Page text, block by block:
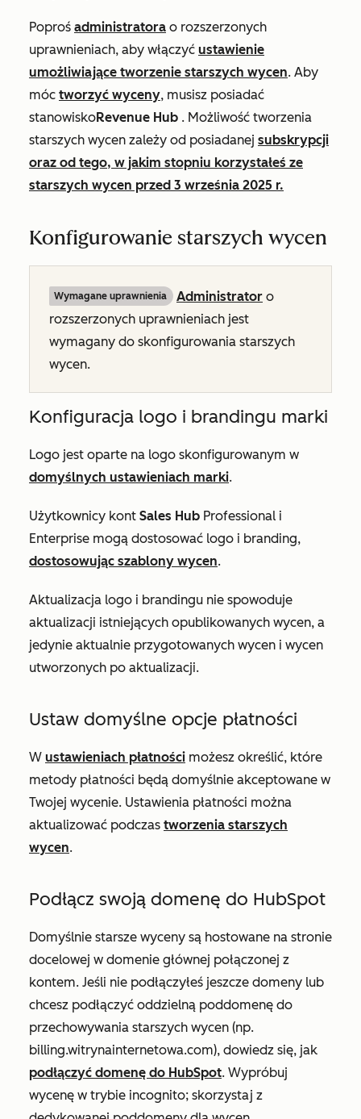
Poproś administratora o rozszerzonych
uprawnieniach, aby włączyć ustawienie
umożliwiające tworzenie starszych wycen. Aby
móc tworzyć wyceny, musisz posiadać
stanowiskoRevenue Hub . Możliwość tworzenia
starszych wycen zależy od posiadanej subskrypcji
oraz od tego, w jakim stopniu korzystałeś ze
starszych wycen przed 3 września 2025 r.
Konfigurowanie starszych wycen
Wymagane uprawnienia Administrator o
rozszerzonych uprawnieniach jest
wymagany do skonfigurowania starszych
wycen.
Konfiguracja logo i brandingu marki
Logo jest oparte na logo skonfigurowanym w
domyślnych ustawieniach marki.
Użytkownicy kont Sales Hub Professional i
Enterprise mogą dostosować logo i branding,
dostosowując szablony wycen.
Aktualizacja logo i brandingu nie spowoduje
aktualizacji istniejących opublikowanych wycen, a
jedynie aktualnie przygotowanych wycen i wycen
utworzonych po aktualizacji.
Ustaw domyślne opcje płatności
W ustawieniach płatności możesz określić, które
metody płatności będą domyślnie akceptowane w
Twojej wycenie. Ustawienia płatności można
aktualizować podczas tworzenia starszych
wycen.
Podłącz swoją domenę do HubSpot
Domyślnie starsze wyceny są hostowane na stronie
docelowej w domenie głównej połączonej z
kontem. Jeśli nie podłączyłeś jeszcze domeny lub
chcesz podłączyć oddzielną poddomenę do
przechowywania starszych wycen (np.
billing.witrynainternetowa.com), dowiedz się, jak
podłączyć domenę do HubSpot. Wypróbuj
wycenę w trybie incognito; skorzystaj z